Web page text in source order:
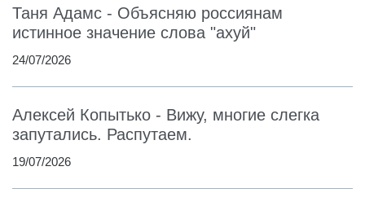
Таня Адамс - Объясняю россиянам
истинное значение слова "ахуй"
24/07/2026
Алексей Копытько - Вижу, многие слегка
запутались. Распутаем.
19/07/2026